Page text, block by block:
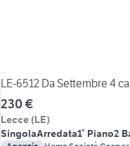
LE-6512 Da Settembre 4
230 €
Lecce (LE)
SingolaArredata1° Piano2